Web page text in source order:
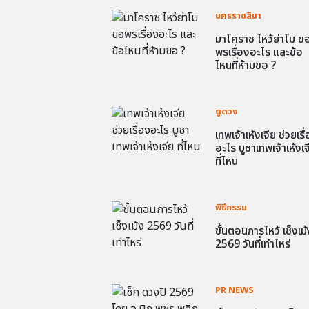
นครราชสีมา
มาโคราช ไหว้ย่าโม ข
พรเรื่องอะไร และข้อ
ไหนที่ห้ามขอ ?
ดูดวง
เทพเจ้าเห้งเจีย ช่วยเ
อะไร บูชาเทพเจ้าเห้งเ
ที่ไหน
พิธีกรรม
ขั้นตอนการไหว้ เช็งเ
2569 วันที่เท่าไหร่
PR NEWS